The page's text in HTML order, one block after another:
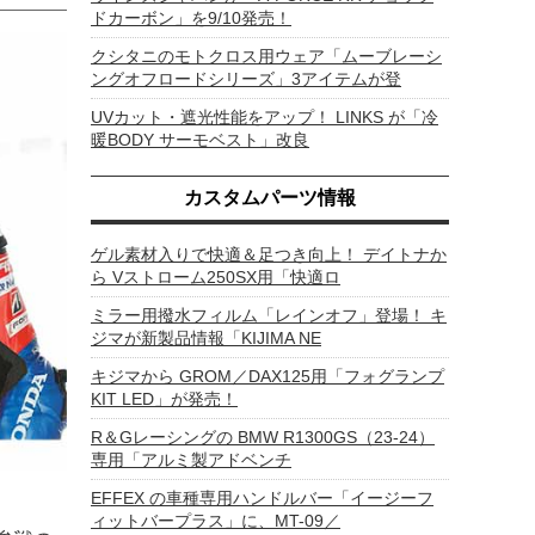
ドカーボン」を9/10発売！
クシタニのモトクロス用ウェア「ムーブレーシ
ングオフロードシリーズ」3アイテムが登
UVカット・遮光性能をアップ！ LINKS が「冷
暖BODY サーモベスト」改良
カスタムパーツ情報
ゲル素材入りで快適＆足つき向上！ デイトナか
ら Vストローム250SX用「快適ロ
ミラー用撥水フィルム「レインオフ」登場！ キ
ジマが新製品情報「KIJIMA NE
キジマから GROM／DAX125用「フォグランプ
KIT LED」が発売！
R＆Gレーシングの BMW R1300GS（23-24）
専用「アルミ製アドベンチ
EFFEX の車種専用ハンドルバー「イージーフ
ィットバープラス」に、MT-09／